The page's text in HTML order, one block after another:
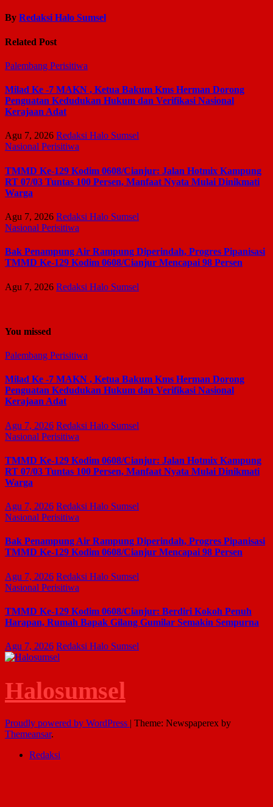
By Redaksi Halo Sumsel
Related Post
Palembang Perisitiwa
Milad Ke -7 MAKN , Ketua Bakum Kms Herman Dorong
Penguatan Kedudukan Hukum dan Verifikasi Nasional
Kerajaan Adat
Agu 7, 2026 Redaksi Halo Sumsel
Nasional Perisitiwa
TMMD Ke-129 Kodim 0608/Cianjur: Jalan Hotmix Kampung
RT 07/03 Tuntas 100 Persen, Manfaat Nyata Mulai Dinikmati
Warga
Agu 7, 2026 Redaksi Halo Sumsel
Nasional Perisitiwa
Bak Penampung Air Rampung Diperindah, Progres Pipanisasi
TMMD Ke-129 Kodim 0608/Cianjur Mencapai 98 Persen
Agu 7, 2026 Redaksi Halo Sumsel
You missed
Palembang Perisitiwa
Milad Ke -7 MAKN , Ketua Bakum Kms Herman Dorong
Penguatan Kedudukan Hukum dan Verifikasi Nasional
Kerajaan Adat
Agu 7, 2026 Redaksi Halo Sumsel
Nasional Perisitiwa
TMMD Ke-129 Kodim 0608/Cianjur: Jalan Hotmix Kampung
RT 07/03 Tuntas 100 Persen, Manfaat Nyata Mulai Dinikmati
Warga
Agu 7, 2026 Redaksi Halo Sumsel
Nasional Perisitiwa
Bak Penampung Air Rampung Diperindah, Progres Pipanisasi
TMMD Ke-129 Kodim 0608/Cianjur Mencapai 98 Persen
Agu 7, 2026 Redaksi Halo Sumsel
Nasional Perisitiwa
TMMD Ke-129 Kodim 0608/Cianjur: Berdiri Kokoh Penuh
Harapan, Rumah Bapak Gilang Gumilar Semakin Sempurna
Agu 7, 2026 Redaksi Halo Sumsel
Halosumsel
Proudly powered by WordPress | Theme: Newspaperex by
Themeansar.
Redaksi